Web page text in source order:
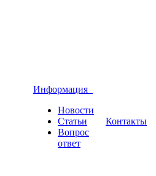
Информация
Новости
Статьи
Вопрос
ответ
Контакты